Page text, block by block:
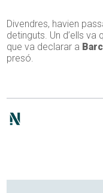
Divendres, havien
detinguts. Un d’ells va
que va declarar a
presó.